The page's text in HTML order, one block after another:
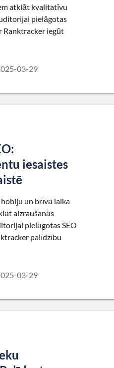
atklāt kvalitatīvu
pielāgotas
Ranktracker iegūt
03-29
iesaistes
un brīvā laika
aizraušanās
pielāgotas SEO
palīdzību
03-29